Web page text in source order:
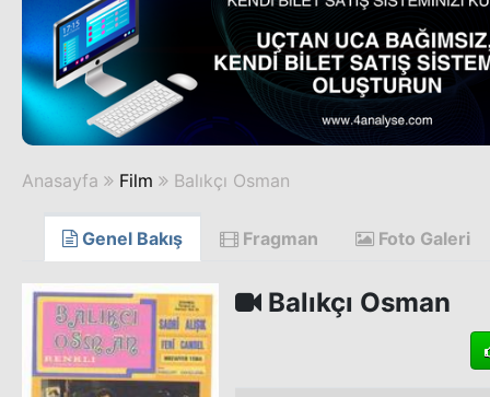
Anasayfa Film Balıkçı Osman
Genel Bakış Fragman Foto Galeri
Balıkçı Osman